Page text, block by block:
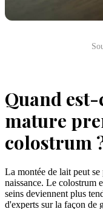
Quand
mature
colostrum
La montée de lait peut
naissance. Le colostrum
seins deviennent plus
d'experts sur la façon de